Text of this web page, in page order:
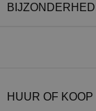
HUUR OF KOOP